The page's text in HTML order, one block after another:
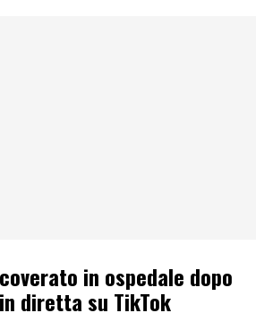
in ospedale dopo
diretta su TikTok